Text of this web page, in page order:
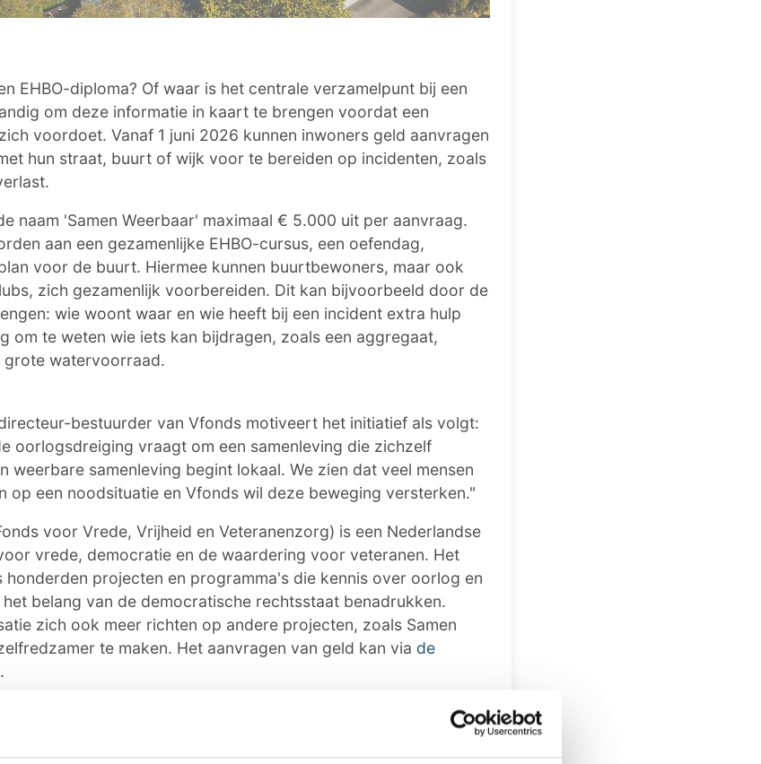
EHBO-diploma? Of waar is het centrale verzamelpunt bij een
om deze informatie in kaart te brengen voordat een
voordoet. Vanaf 1 juni 2026 kunnen inwoners geld aanvragen
hun straat, buurt of wijk voor te bereiden op incidenten, zoals
naam 'Samen Weerbaar' maximaal € 5.000 uit per aanvraag.
aan een gezamenlijke EHBO-cursus, een oefendag,
voor de buurt. Hiermee kunnen buurtbewoners, maar ook
zich gezamenlijk voorbereiden. Dit kan bijvoorbeeld door de
wie woont waar en wie heeft bij een incident extra hulp
om te weten wie iets kan bijdragen, zoals een aggregaat,
grote watervoorraad.
bestuurder van Vfonds motiveert het initiatief als volgt:
oorlogsdreiging vraagt om een samenleving die zichzelf
weerbare samenleving begint lokaal. We zien dat veel mensen
op een noodsituatie en Vfonds wil deze beweging versterken."
voor Vrede, Vrijheid en Veteranenzorg) is een Nederlandse
vrede, democratie en de waardering voor veteranen. Het
projecten en programma's die kennis over oorlog en
belang van de democratische rechtsstaat benadrukken.
zich ook meer richten op andere projecten, zoals Samen
te maken. Het aanvragen van geld kan via de
.